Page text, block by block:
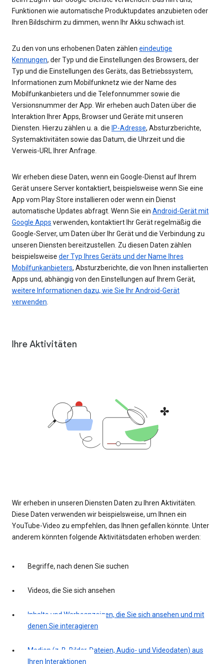
Funktionen wie automatische Produktupdates anzubieten oder
Ihren Bildschirm zu dimmen, wenn Ihr Akku schwach ist.
Zu den von uns erhobenen Daten zählen eindeutige
Kennungen, der Typ und die Einstellungen des Browsers, der
Typ und die Einstellungen des Geräts, das Betriebssystem,
Informationen zum Mobilfunknetz wie der Name des
Mobilfunkanbieters und die Telefonnummer sowie die
Versionsnummer der App. Wir erheben auch Daten über die
Interaktion Ihrer Apps, Browser und Geräte mit unseren
Diensten. Hierzu zählen u. a. die IP-Adresse, Absturzberichte,
Systemaktivitäten sowie das Datum, die Uhrzeit und die
Verweis-URL Ihrer Anfrage.
Wir erheben diese Daten, wenn ein Google-Dienst auf Ihrem
Gerät unsere Server kontaktiert, beispielsweise wenn Sie eine
App vom Play Store installieren oder wenn ein Dienst
automatische Updates abfragt. Wenn Sie ein Android-Gerät mit
Google Apps verwenden, kontaktiert Ihr Gerät regelmäßig die
Google-Server, um Daten über Ihr Gerät und die Verbindung zu
unseren Diensten bereitzustellen. Zu diesen Daten zählen
beispielsweise der Typ Ihres Geräts und der Name Ihres
Mobilfunkanbieters, Absturzberichte, die von Ihnen installierten
Apps und, abhängig von den Einstellungen auf Ihrem Gerät,
weitere Informationen dazu, wie Sie Ihr Android-Gerät
verwenden.
Ihre Aktivitäten
Wir erheben in unseren Diensten Daten zu Ihren Aktivitäten.
Diese Daten verwenden wir beispielsweise, um Ihnen ein
YouTube-Video zu empfehlen, das Ihnen gefallen könnte. Unter
anderem könnten folgende Aktivitätsdaten erhoben werden:
Begriffe, nach denen Sie suchen
Videos, die Sie sich ansehen
Inhalte und Werbeanzeigen, die Sie sich ansehen und mit
denen Sie interagieren
Medien (z. B. Bilder, Dateien, Audio- und Videodaten) aus
Ihren Interaktionen